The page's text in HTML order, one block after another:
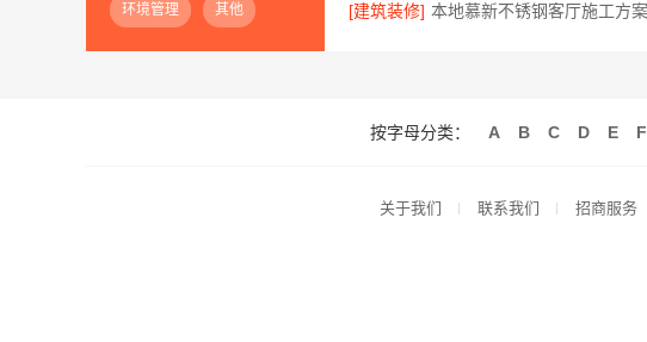
环境管理 其他
[建筑装修]
按字母分类： A B C D E F
关于我们 联系我们 招商服务